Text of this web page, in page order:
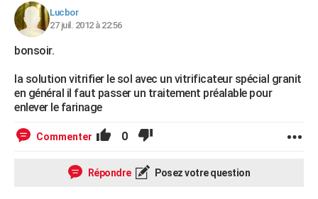
COPAINS D'AVANT
S'inscrire
Se connecter
Lycées
Collèges
Primaires
Universités
Entreprises
Service militaire
Avis de recherche
AVIS DE DÉCÈS
FORUM
Bricolage
Lifestyle
Culture
Sport
Auto
Television
Voyage
Cinema
Lucbor
27 juil. 2012 à 22:56
bonsoir.
la solution vitrifier le sol avec un vitrificateur spécial granit
en général il faut passer un traitement préalable pour
enlever le farinage
Commenter 0
Répondre Posez votre question